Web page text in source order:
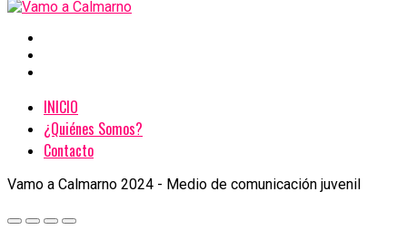
INICIO
¿Quiénes Somos?
Contacto
Vamo a Calmarno 2024 - Medio de comunicación juvenil